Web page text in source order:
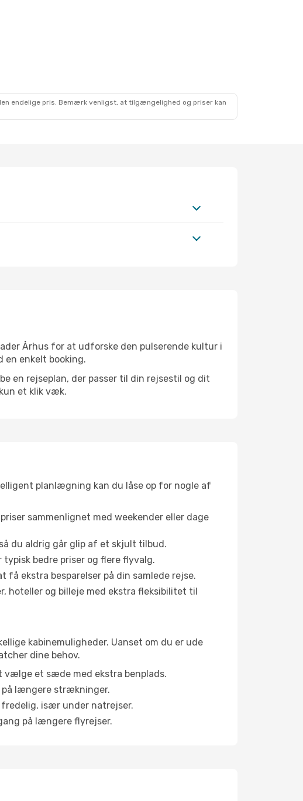
endelige pris. Bemærk venligst, at tilgængelighed og priser kan
Århus for at udforske den pulserende kultur i
en enkelt booking.
en rejseplan, der passer til din rejsestil og dit
et klik væk.
planlægning kan du låse op for nogle af
sammenlignet med weekender eller dage
du aldrig går glip af et skjult tilbud.
bedre priser og flere flyvalg.
få ekstra besparelser på din samlede rejse.
hoteller og billeje med ekstra fleksibilitet til
kabinemuligheder. Uanset om du er ude
dine behov.
et sæde med ekstra benplads.
længere strækninger.
især under natrejser.
på længere flyrejser.